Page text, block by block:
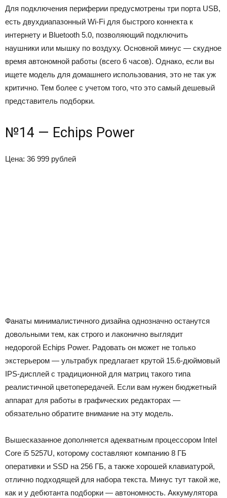
Для подключения периферии предусмотрены три порта USB,
есть двухдиапазонный Wi-Fi для быстрого коннекта к
интернету и Bluetooth 5.0, позволяющий подключить
наушники или мышку по воздуху. Основной минус — скудное
время автономной работы (всего 6 часов). Однако, если вы
ищете модель для домашнего использования, это не так уж
критично. Тем более с учетом того, что это самый дешевый
представитель подборки.
№14 — Echips Power
Цена: 36 999 рублей
Фанаты минималистичного дизайна однозначно останутся
довольными тем, как строго и лаконично выглядит
недорогой Echips Power. Радовать он может не только
экстерьером — ультрабук предлагает крутой 15.6-дюймовый
IPS-дисплей с традиционной для матриц такого типа
реалистичной цветопередачей. Если вам нужен бюджетный
аппарат для работы в графических редакторах —
обязательно обратите внимание на эту модель.
Вышесказанное дополняется адекватным процессором Intel
Core i5 5257U, которому составляют компанию 8 ГБ
оперативки и SSD на 256 ГБ, а также хорошей клавиатурой,
отлично подходящей для набора текста. Минус тут такой же,
как и у дебютанта подборки — автономность. Аккумулятора